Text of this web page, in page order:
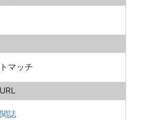
マッチ
誌